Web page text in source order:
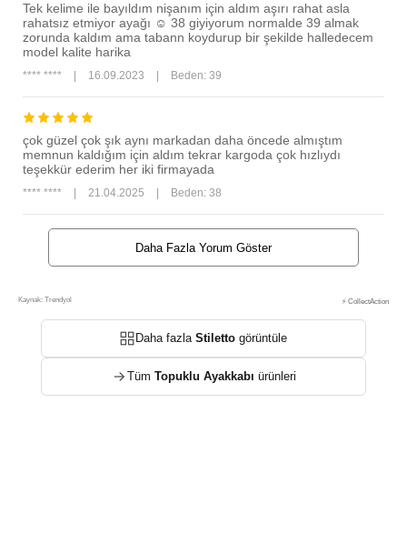
Tek kelime ile bayıldım nişanım için aldım aşırı rahat asla
rahatsız etmiyor ayağı ☺️ 38 giyiyorum normalde 39 almak
zorunda kaldım ama tabann koydurup bir şekilde halledecem
model kalite harika
**** **** 16.09.2023 Beden: 39
çok güzel çok şık aynı markadan daha öncede almıştım
memnun kaldığım için aldım tekrar kargoda çok hızlıydı
teşekkür ederim her iki firmayada
**** **** 21.04.2025 Beden: 38
Daha Fazla Yorum Göster
Kaynak: Trendyol ⚡ CollectAction
Daha fazlaStiletto görüntüle
Tüm Topuklu Ayakkabı ürünleri